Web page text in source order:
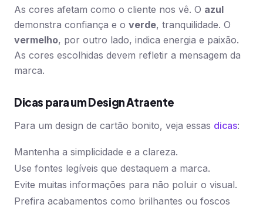
As cores afetam como o cliente nos vê. O azul
demonstra confiança e o verde, tranquilidade. O
vermelho, por outro lado, indica energia e paixão.
As cores escolhidas devem refletir a mensagem da
marca.
Dicas para um Design Atraente
Para um design de cartão bonito, veja essas dicas:
Mantenha a simplicidade e a clareza.
Use fontes legíveis que destaquem a marca.
Evite muitas informações para não poluir o visual.
Prefira acabamentos como brilhantes ou foscos